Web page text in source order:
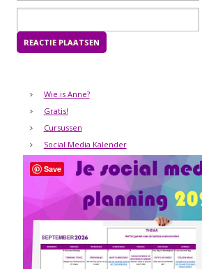
Wie is Anne?
Gratis!
Cursussen
Social Media Kalender
Save